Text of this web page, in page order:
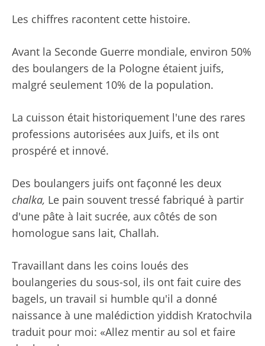
Les chiffres racontent cette histoire.
Avant la Seconde Guerre mondiale, environ 50%
des boulangers de la Pologne étaient juifs,
malgré seulement 10% de la population.
La cuisson était historiquement l'une des rares
professions autorisées aux Juifs, et ils ont
prospéré et innové.
Des boulangers juifs ont façonné les deux
chalka, Le pain souvent tressé fabriqué à partir
d'une pâte à lait sucrée, aux côtés de son
homologue sans lait, Challah.
Travaillant dans les coins loués des
boulangeries du sous-sol, ils ont fait cuire des
bagels, un travail si humble qu'il a donné
naissance à une malédiction yiddish Kratochvila
traduit pour moi: «Allez mentir au sol et faire